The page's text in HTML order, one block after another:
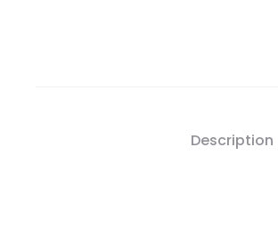
Description